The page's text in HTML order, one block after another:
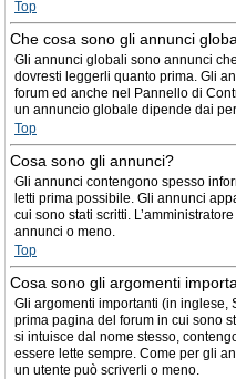
Top
Che cosa sono gli annunci
Gli annunci globali sono annunci
dovresti leggerli quanto prima. Gli
forum ed anche nel Pannello di
un annuncio globale dipende dai
Top
Cosa sono gli annunci?
Gli annunci contengono spesso
letti prima possibile. Gli annunci
cui sono stati scritti.
annunci o meno.
Top
Cosa sono gli argomenti
Gli argomenti importanti (in inglese,
prima pagina del forum in cui sono
si intuisce dal nome stesso,
essere lette sempre. Come per gli
un utente può scriverli o meno.